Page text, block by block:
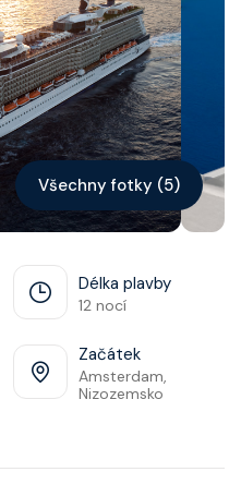
Všechny fotky (5)
Délka plavby
12 nocí
Začátek
Amsterdam,
Nizozemsko